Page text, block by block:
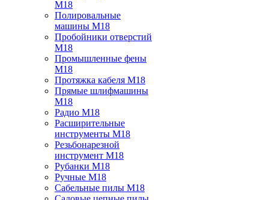
M18
Полировальные
машины M18
Пробойники отверстий
M18
Промышленные фены
M18
Протяжка кабеля M18
Прямые шлифмашины
M18
Радио M18
Расширительные
инструменты M18
Резьбонарезной
инструмент M18
Рубанки M18
Ручные M18
Сабельные пилы M18